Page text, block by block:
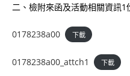
二、檢附來函及活動相關資訊1
0178238a00 下載
0178238a00_attch1 下載